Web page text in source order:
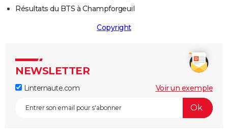
Résultats du BTS à Champforgeuil
Copyright
NEWSLETTER
Linternaute.com Voir un exemple